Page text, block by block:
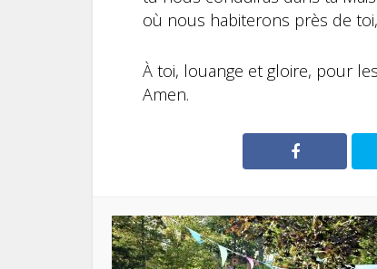
où nous habiterons près de
À toi, louange et gloire, pour
Amen.